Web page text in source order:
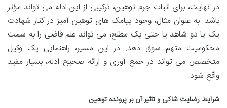
در نهایت، برای اثبات جرم توهین، ترکیبی از این ادله می تواند مؤثر
باشد. به عنوان مثال، وجود پیامک های توهین آمیز در کنار شهادت
یک یا دو شاهد یا حتی یک مطلع، می تواند علم قاضی را به سمت
محکومیت متهم سوق دهد. در این مسیر، راهنمایی یک وکیل
متخصص می تواند در جمع آوری و ارائه صحیح ادله، بسیار مفید
واقع شود.
شرایط رضایت شاکی و تاثیر آن بر پرونده توهین